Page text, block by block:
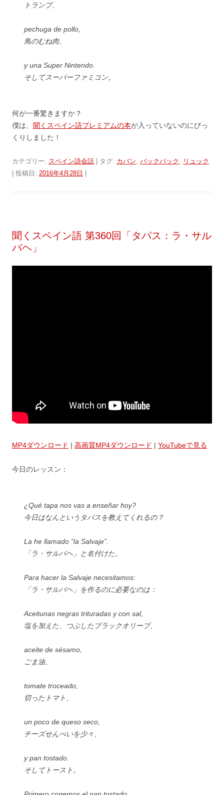
トランプ、
pechuga de pollo,
鳥のむね肉、
y una Super Nintendo.
そしてスーパーファミコン。
何が一番驚きますか？
僕は、 聞くスペイン語プレミアムの本が入っていないのにびっ
くりしました！
カテゴリー: スペイン語会話 | タグ: カバン バックパック
リュック
| 投稿日: 2016年4月28日 |
聞くスペイン語 第360回「タパス：ラ・サル
バヘ」
MP4ダウンロード | 高画質MP4ダウンロード | YouTubeで見る
今日のレッスン：
¿Qué tapa nos vas a enseñar hoy?
今日はなんというタパスを教えてくれるの？
La he llamado “la Salvaje”.
「ラ・サルバヘ」と名付けた。
Para hacer la Salvaje necesitamos:
「ラ・サルバヘ」を作るのに必要なのは：
Aceitunas negras trituradas y con sal,
塩を加えた、つぶしたブラックオリーブ、
aceite de sésamo,
ごま油、
tomate troceado,
切ったトマト、
un poco de queso seco,
チーズせんべいを少々、
y pan tostado.
そしてトースト。